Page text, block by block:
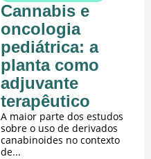
Cannabis e
oncologia
pediátrica: a
planta como
adjuvante
terapêutico
A maior parte dos estudos
sobre o uso de derivados
canabinoides no contexto
de...